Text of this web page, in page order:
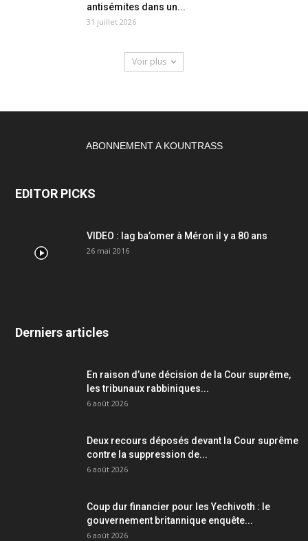
antisémites dans un...
31 juillet 2026
Voir plus
ABONNEMENT A KOUNTRASS
EDITOR PICKS
VIDEO : lag ba’omer à Méron il y a 80 ans
26 mai 2016
Derniers articles
En raison d’une décision de la Cour suprême,
les tribunaux rabbiniques...
6 août 2026
Deux recours déposés devant la Cour suprême
contre la suppression de...
6 août 2026
Coup dur financier pour les Yechivoth : le
gouvernement britannique enquête...
6 août 2026